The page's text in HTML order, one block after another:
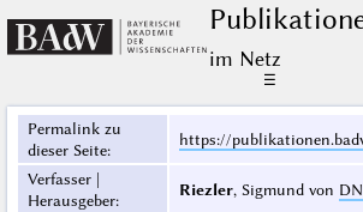
im Netz
☰
Permalink zu
dieser Seite:
https://
Verfasser |
Herausgeber:
Riezler, Sigmund von